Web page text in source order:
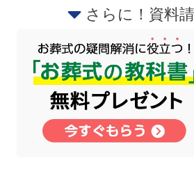
さらに！資料